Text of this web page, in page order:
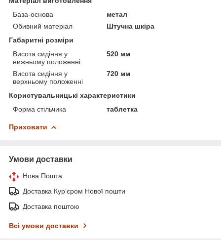
База-основа
метал
Обивний матеріал
Штучна шкіра
Габаритні розміри
Висота сидіння у
нижньому положенні
520 мм
Висота сидіння у
верхньому положенні
720 мм
Користувальницькі характеристики
Форма стільчика
таблетка
Приховати
Умови доставки
Нова Пошта
Доставка Курʼєром Нової пошти
Доставка поштою
Всі умови доставки